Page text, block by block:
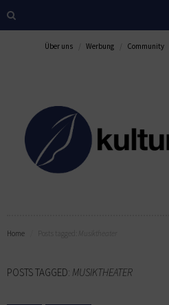
Über uns Werbung Community
Home
POSTS TAGGED: MUSIKTHEATER